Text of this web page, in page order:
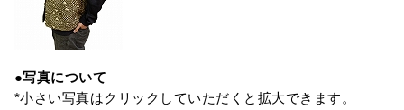
●写真について
*小さい写真はクリックしていただくと拡大できます。